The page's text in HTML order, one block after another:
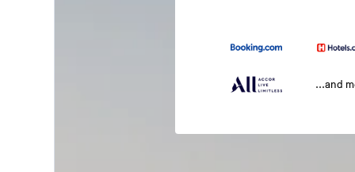
...and